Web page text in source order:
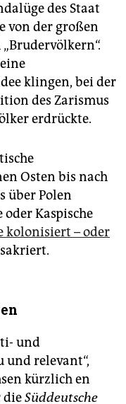
des Staat
von der großen
klingen, bei der
des Zarismus
erdrückte.
Osten bis nach
über Polen
oder Kaspische
kolonisiert – oder
und
relevant“,
kürzlich en
dieSüddeutsche